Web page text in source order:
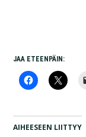
JAA ETEENPÄIN:
AIHEESEEN LIITTYY